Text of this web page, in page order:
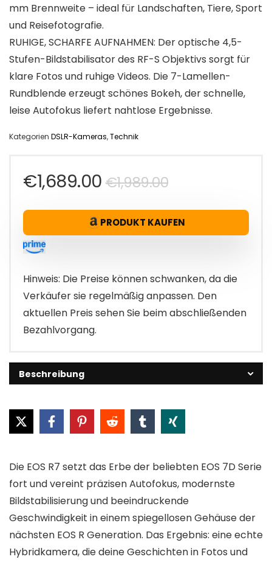
mm Brennweite – ideal für Landschaften, Tiere, Sport
und Reisefotografie.
RUHIGE, SCHARFE AUFNAHMEN: Der optische 4,5-
Stufen-Bildstabilisator des RF-S Objektivs sorgt für
klare Fotos und ruhige Videos. Die 7-Lamellen-
Rundblende erzeugt schönes Bokeh, der schnelle,
leise Autofokus liefert nahtlose Ergebnisse.
Kategorien DSLR-Kameras,Technik
€1,989.00
Preis
war:
€1,689.00
Aktueller
Preis
ist:
PRODUKT KAUFEN
Hinweis: Die Preise können schwanken, da die
Verkäufer sie regelmäßig anpassen. Den
aktuellen Preis sehen Sie beim abschließenden
Bezahlvorgang.
Beschreibung
Die EOS R7 setzt das Erbe der beliebten EOS 7D Serie
fort und vereint präzisen Autofokus, modernste
Bildstabilisierung und beeindruckende
Geschwindigkeit in einem spiegellosen Gehäuse der
nächsten EOS R Generation. Das Ergebnis: eine echte
Hybridkamera, die deine Geschichten in Fotos und